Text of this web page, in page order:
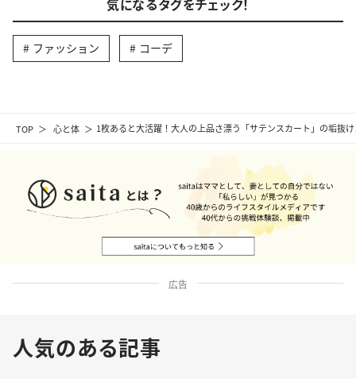
TOP 心と体 1枚あると大活躍！大人の上品さ漂う「サテンスカート」の垢抜
気になるタグをチェック！
ファッション コーデ
広告
人気のある記事